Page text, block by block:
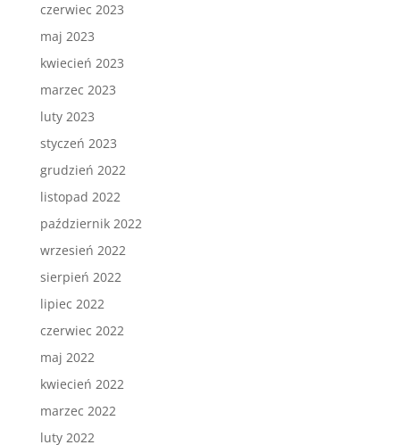
czerwiec 2023
maj 2023
kwiecień 2023
marzec 2023
luty 2023
styczeń 2023
grudzień 2022
listopad 2022
październik 2022
wrzesień 2022
sierpień 2022
lipiec 2022
czerwiec 2022
maj 2022
kwiecień 2022
marzec 2022
luty 2022